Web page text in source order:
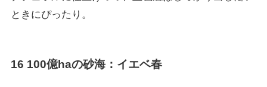
ときにぴったり。
16 100億haの砂海：イエベ春